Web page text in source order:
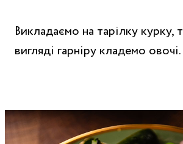
Викладаємо на тарілку курку,
вигляді гарніру кладемо овочі.